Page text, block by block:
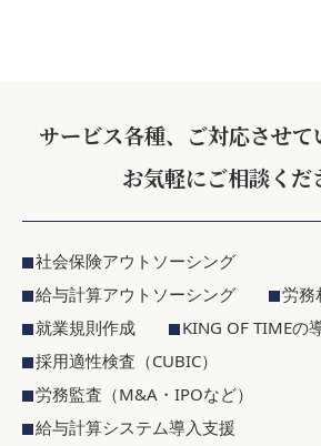
サービス各種、ご対応させて
お気軽にご相談くだ
社会保険アウトソーシング
給与計算アウトソーシング
労務
就業規則作成
KING OF TIMEの
採用適性検査（CUBIC）
労務監査（M&A・IPOなど）
給与計算システム導入支援